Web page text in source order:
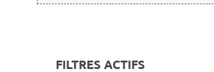
FILTRES ACTIFS